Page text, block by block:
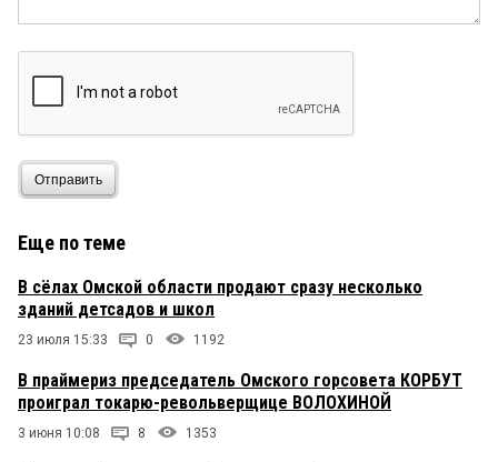
Отправить
Еще по теме
В сёлах Омской области продают сразу несколько
зданий детсадов и школ
23 июля 15:33 0 1192
В праймериз председатель Омского горсовета КОРБУТ
проиграл токарю-револьверщице ВОЛОХИНОЙ
3 июня 10:08 8 1353